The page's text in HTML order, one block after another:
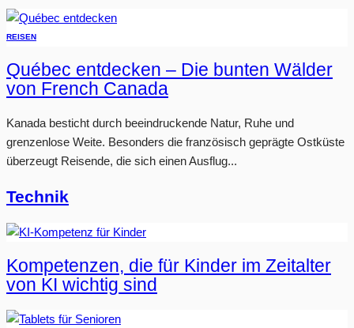
REISEN
Québec entdecken – Die bunten Wälder
von French Canada
Kanada besticht durch beeindruckende Natur, Ruhe und
grenzenlose Weite. Besonders die französisch geprägte Ostküste
überzeugt Reisende, die sich einen Ausflug...
Technik
Kompetenzen, die für Kinder im Zeitalter
von KI wichtig sind